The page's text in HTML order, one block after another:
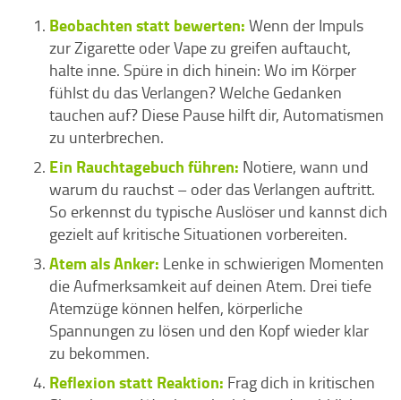
Beobachten statt bewerten: Wenn der Impuls
zur Zigarette oder Vape zu greifen auftaucht,
halte inne. Spüre in dich hinein: Wo im Körper
fühlst du das Verlangen? Welche Gedanken
tauchen auf? Diese Pause hilft dir, Automatismen
zu unterbrechen.
Ein Rauchtagebuch führen: Notiere, wann und
warum du rauchst – oder das Verlangen auftritt.
So erkennst du typische Auslöser und kannst dich
gezielt auf kritische Situationen vorbereiten.
Atem als Anker: Lenke in schwierigen Momenten
die Aufmerksamkeit auf deinen Atem. Drei tiefe
Atemzüge können helfen, körperliche
Spannungen zu lösen und den Kopf wieder klar
zu bekommen.
Reflexion statt Reaktion: Frag dich in kritischen